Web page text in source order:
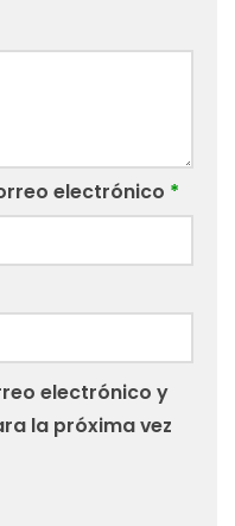
electrónico *
electrónico y
la próxima vez